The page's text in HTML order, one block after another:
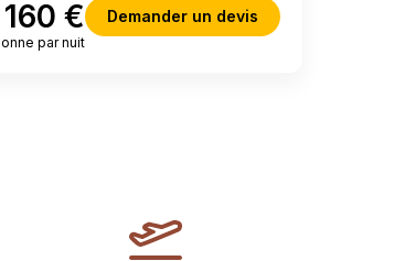
160 €
par nuit
Demander un devis